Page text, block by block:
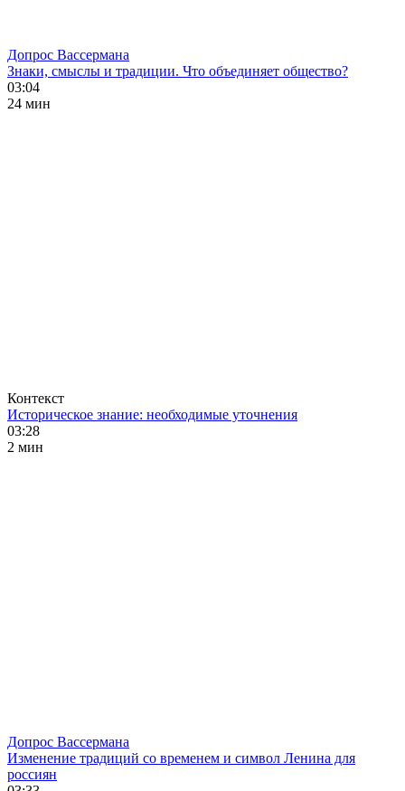
Допрос Вассермана
Знаки, смыслы и традиции. Что объединяет общество?
03:04
24 мин
Контекст
Историческое знание: необходимые уточнения
03:28
2 мин
Допрос Вассермана
Изменение традиций со временем и символ Ленина для
россиян